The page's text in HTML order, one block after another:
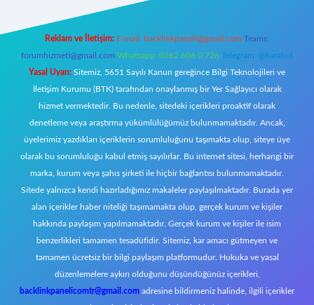
Reklam ve İletişim: E-mail: backlinkpaneli@gmail.com Teams:
forumhizmeti@gmail.com Whatsapp: 0262 606 0 726 Telegram: @karabul
Yasal Uyarı: Sitemiz, 5651 Sayılı Kanun gereğince Bilgi Teknolojileri ve
İletişim Kurumu (BTK) tarafından onaylanmış bir Yer Sağlayıcı olarak
hizmet vermektedir. Bu nedenle, sitedeki içerikleri proaktif olarak
denetleme veya araştırma yükümlülüğümüz bulunmamaktadır. Ancak,
üyelerimiz yazdıkları içeriklerin sorumluluğunu taşımakta olup, siteye üye
olarak bu sorumluluğu kabul etmiş sayılırlar. Bu internet sitesi, herhangi bir
marka, kurum veya şahıs şirketi ile hiçbir bağlantısı bulunmamaktadır.
Sitede yalnızca kendi hazırladığımız makaleler paylaşılmaktadır. Burada yer
alan içerikler haber niteliği taşımamakta olup, gerçek kurum ve kişiler
hakkında paylaşım yapılmamaktadır. Gerçek kurum ve kişiler ile isim
benzerlikleri tamamen tesadüfidir. Sitemiz, kar amacı gütmeyen ve
tamamen ücretsiz bir bilgi paylaşım platformudur. Hukuka ve yasal
düzenlemelere aykırı olduğunu düşündüğünüz içerikleri,
backlinkpanelicomtr@gmail.com adresine bildirmeniz halinde, ilgili içerikler